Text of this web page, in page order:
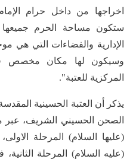
اخراجها من داخل حرام
ستكون مساحة الحرم جميعها
الإدارية والفضاءات التي هي
وسيكون لها مكان مخصص
المركزية للعتبة".
يذكر أن العتبة الحسينية
الصحن الحسيني الشريف، عبر
(عليها السلام) المرحلة
(عليه السلام) المرحلة